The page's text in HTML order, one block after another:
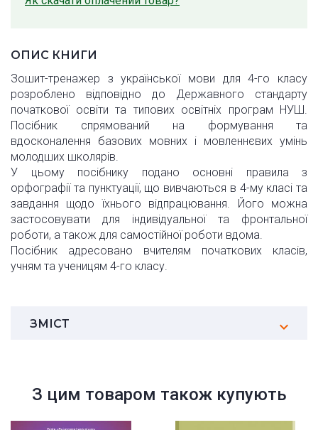
ОПИС КНИГИ
Зошит-тренажер з української мови для 4-го класу
розроблено відповідно до Державного стандарту
початкової освіти та типових освітніх програм НУШ.
Посібник спрямований на формування та
вдосконалення базових мовних і мовленнєвих умінь
молодших школярів.
У цьому посібнику подано основні правила з
орфографії та пунктуації, що вивчаються в 4-му класі та
завдання щодо їхнього відпрацювання. Його можна
застосовувати для індивідуальної та фронтальної
роботи, а також для самостійної роботи вдома.
Посібник адресовано вчителям початкових класів,
учням та ученицям 4-го класу.
ЗМІСТ
З цим товаром також купують